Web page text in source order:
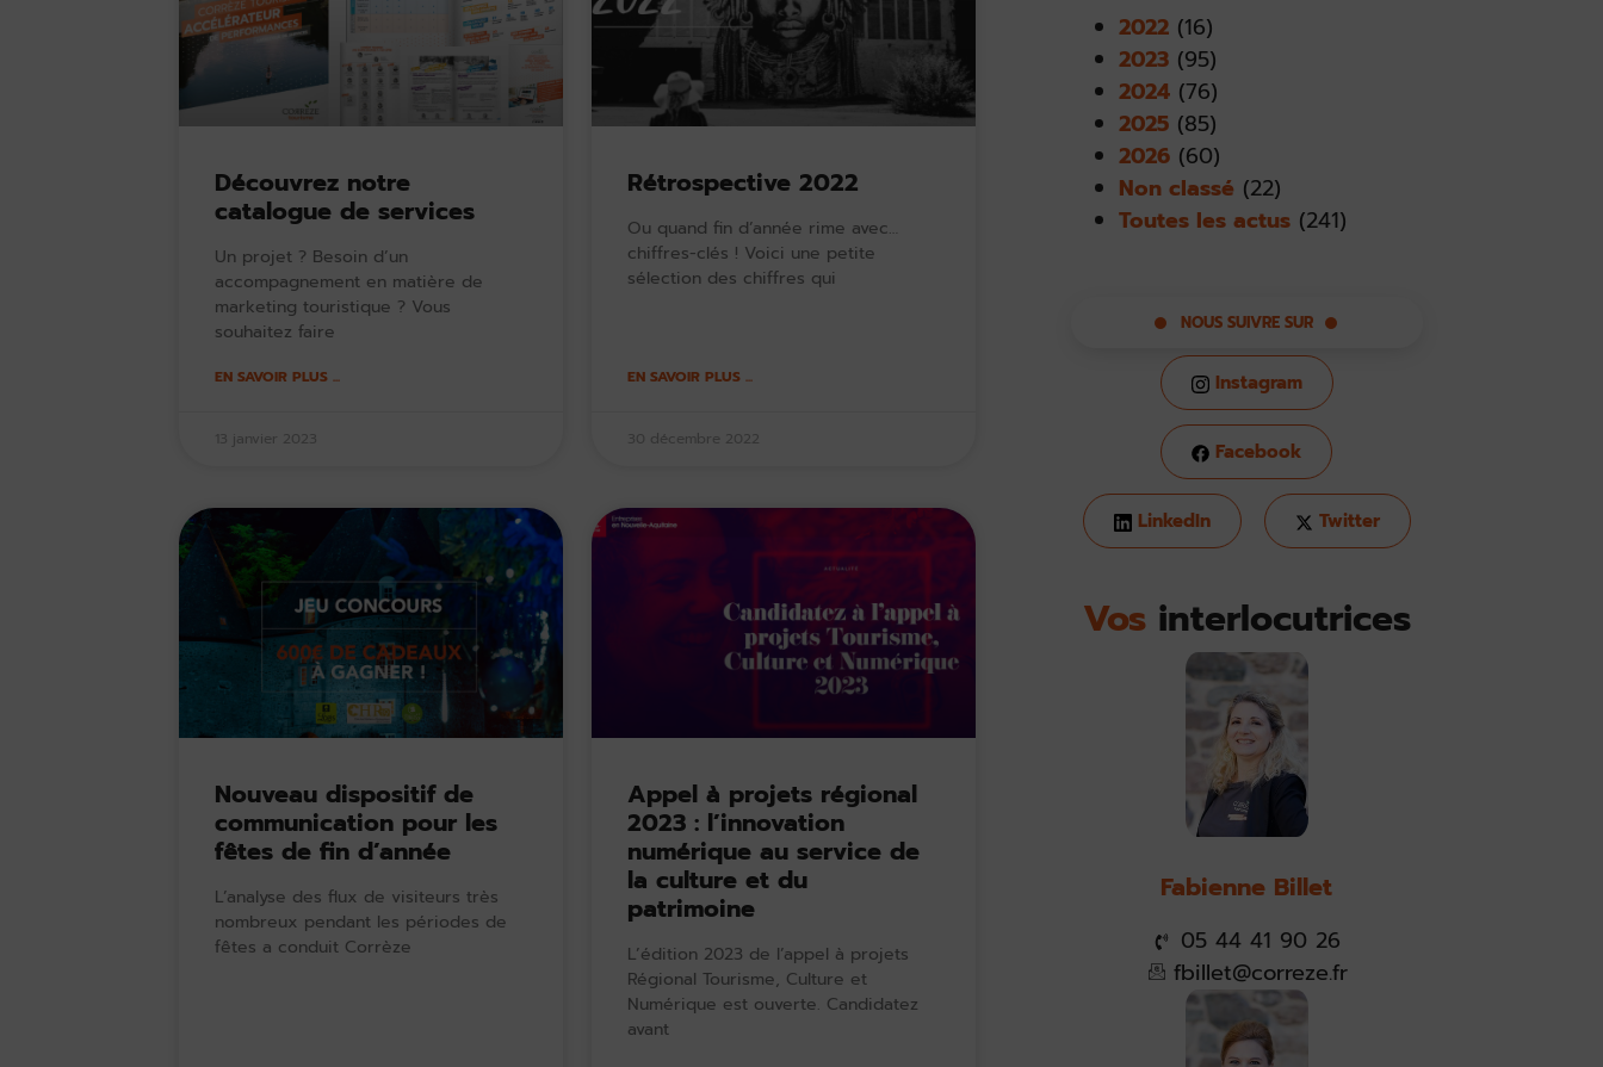
Découvrez notre
catalogue de services
Un projet ? Besoin d’un
accompagnement en matière de
marketing touristique ? Vous
souhaitez faire
EN SAVOIR PLUS ...
13 janvier 2023
Rétrospective 2022
Ou quand fin d’année rime avec…
chiffres-clés ! Voici une petite
sélection des chiffres qui
EN SAVOIR PLUS ...
30 décembre 2022
Nouveau dispositif de
communication pour les
fêtes de fin d’année
L’analyse des flux de visiteurs très
nombreux pendant les périodes de
fêtes a conduit Corrèze
Appel à projets régional
2023 : l’innovation
numérique au service de
la culture et du
patrimoine
L’édition 2023 de l’appel à projets
Régional Tourisme, Culture et
Numérique est ouverte. Candidatez
avant
2022(16)
2023(95)
2024(76)
2025(85)
2026(60)
Non classé (22)
Toutes les actus(241)
NOUS SUIVRE SUR
Instagram
Facebook
LinkedIn Twitter
Vos interlocutrices
Fabienne Billet
05 44 41 90 26
fbillet@correze.fr